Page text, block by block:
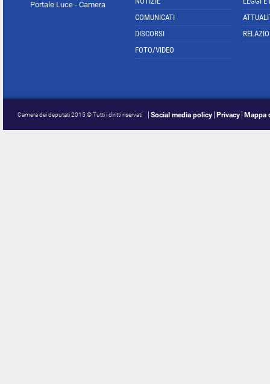
Portale Luce - Camera
COMUNICATI
DISCORSI
FOTO/VIDEO
Camera dei deputati 2015 © Tutti i diritti riservati Social media policy Privacy Mappa